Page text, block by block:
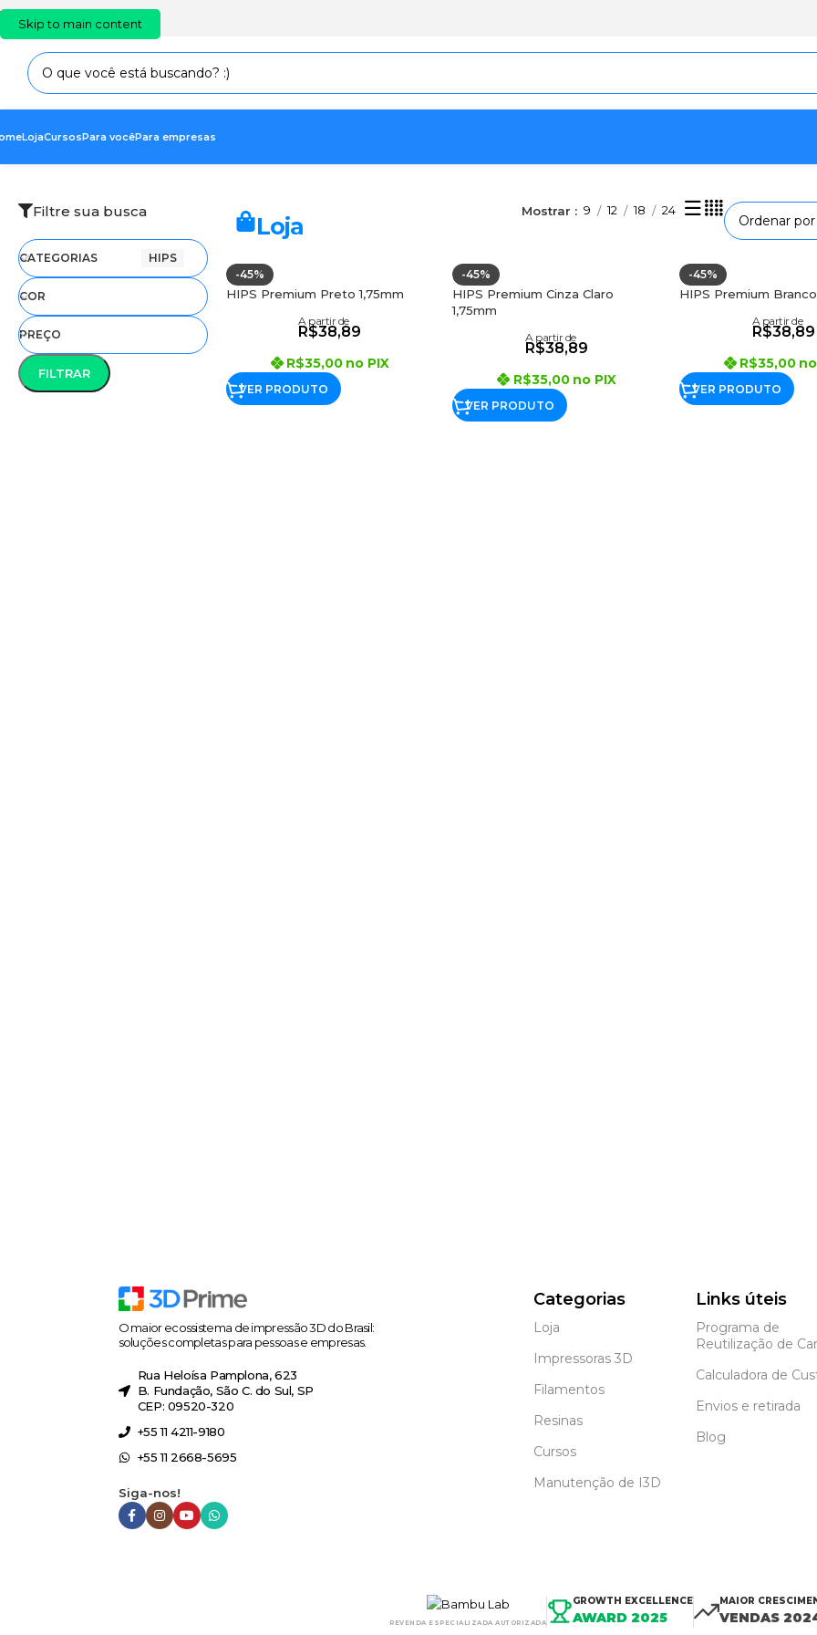
Skip to main content
EN PT ES
LojaCursosPara vocêPara empresas
Filtre sua busca
CATEGORIAS HIPS
COR
PREÇO
FILTRAR
Loja
Mostrar 9 12 18 24
-45%
HIPS Premium Preto 1,75mm
A partir de
R$38,89
R$35,00 no PIX
VER PRODUTO
-45%
HIPS Premium Cinza Claro
1,75mm
A partir de
R$38,89
R$35,00 no PIX
VER PRODUTO
-45%
HIPS Premium Branco
A partir de
R$38,89
R$35,00
VER PRODUTO
O maior ecossistema de impressão 3D do Brasil:
soluções completas para pessoas e empresas.
Rua Heloísa Pamplona, 623
B. Fundação, São C. do Sul, SP
CEP: 09520-320
+55 11 4211-9180
+55 11 2668-5695
Siga-nos!
Categorias
Loja
Impressoras 3D
Filamentos
Resinas
Cursos
Manutenção de I3D
Links úteis
Programa de
Reutilização de
Calculadora de
Envios e retirada
Blog
REVENDA ESPECIALIZADA AUTORIZADA
GROWTH EXCELLENCE
AWARD 2025
MAIOR
VENDAS